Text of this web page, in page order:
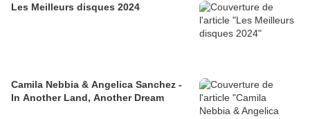
Les Meilleurs disques 2024
Camila Nebbia & Angelica Sanchez -
In Another Land, Another Dream